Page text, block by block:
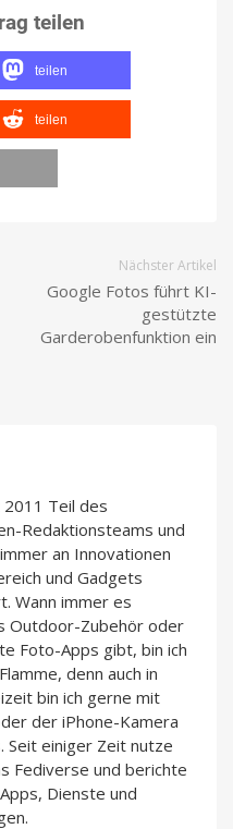
teilen
teilen
teilen
Nächster Artikel
Google Fotos führt KI-
gestützte
Garderobenfunktion ein
2011 Teil des
Redaktionsteams und
an Innovationen
und Gadgets
Wann immer es
Outdoor-Zubehör oder
Foto-Apps gibt, bin ich
denn auch in
bin ich gerne mit
der iPhone-Kamera
Seit einiger Zeit nutze
Fediverse und berichte
Dienste und